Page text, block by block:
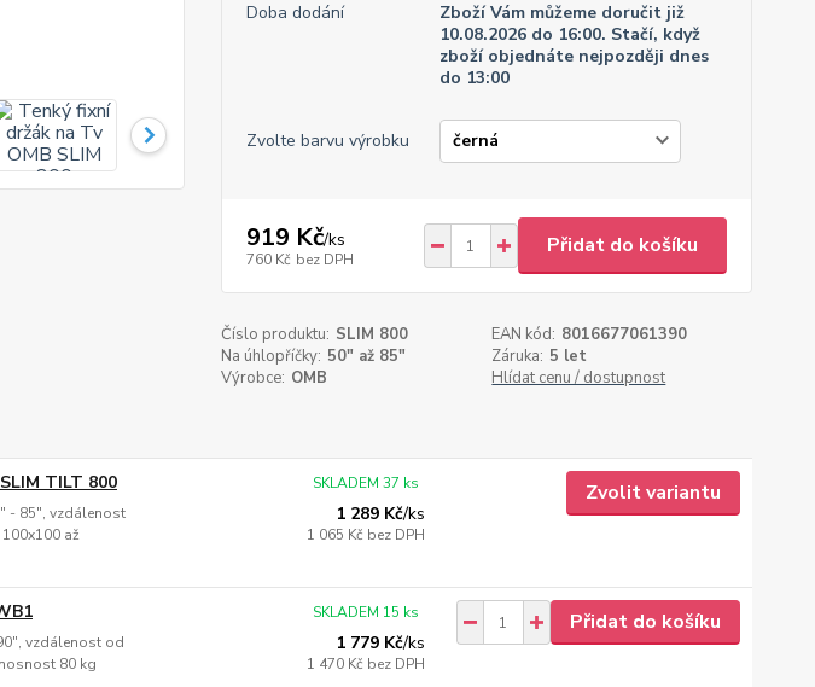
Doba dodání
Zboží Vám můžeme doručit již
10.08.2026 do 16:00. Stačí, když
zboží objednáte nejpozději dnes
do 13:00
Zvolte barvu výrobku
919 Kč/ks
760 Kč bez DPH
Přidat do košíku
Číslo produktu: SLIM 800 EAN kód: 8016677061390
Na úhlopříčky: 50" až 85" Záruka: 5 let
Výrobce: OMB Hlídat cenu / dostupnost
TILT 800
- 85", vzdálenost
až
1 289 Kč/ks
1 065 Kč bez DPH
SKLADEM 37 ks Zvolit variantu
vzdálenost od
80 kg
1 779 Kč/ks
1 470 Kč bez DPH
SKLADEM 15 ks Přidat do košíku